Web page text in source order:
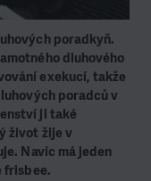
poradkyň.
dluhového
exekucí, takže
poradců v
ji také
život žije v
Navíc má jeden
frisbee.